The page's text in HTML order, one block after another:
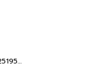
Nixon Spectra Leather NXA13725195-00 นาฬิกาข้อมือผู้ชาย สายหนัง สีน้ำตาล SPECTRA LTHR GNMTL BAS SIEN